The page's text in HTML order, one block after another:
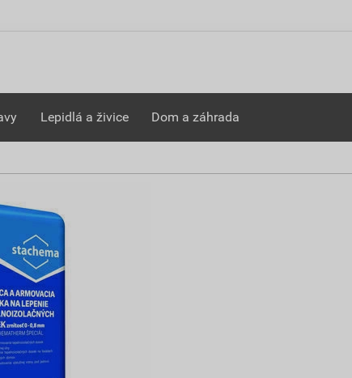
Lepidlá a živice Dom a záhrada